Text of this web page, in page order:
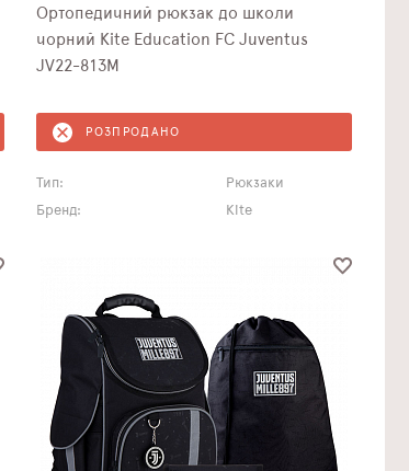
Ортопедичний рюкзак до школи
чорний Kite Education FC Juventus
JV22-813M
РОЗПРОДАНО
Тип:
Рюкзаки
Бренд:
Kite